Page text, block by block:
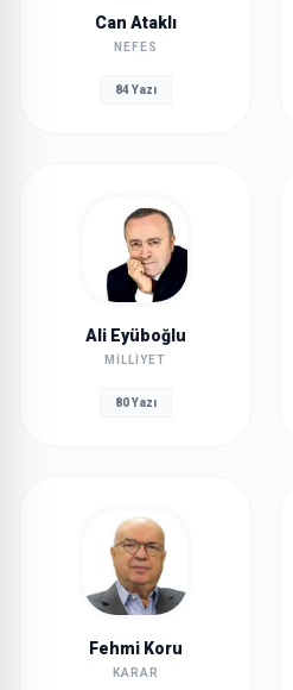
Can Ataklı
NEFES
84 Yazı
Ali Eyüboğlu
MILLIYET
80 Yazı
Fehmi Koru
KARAR